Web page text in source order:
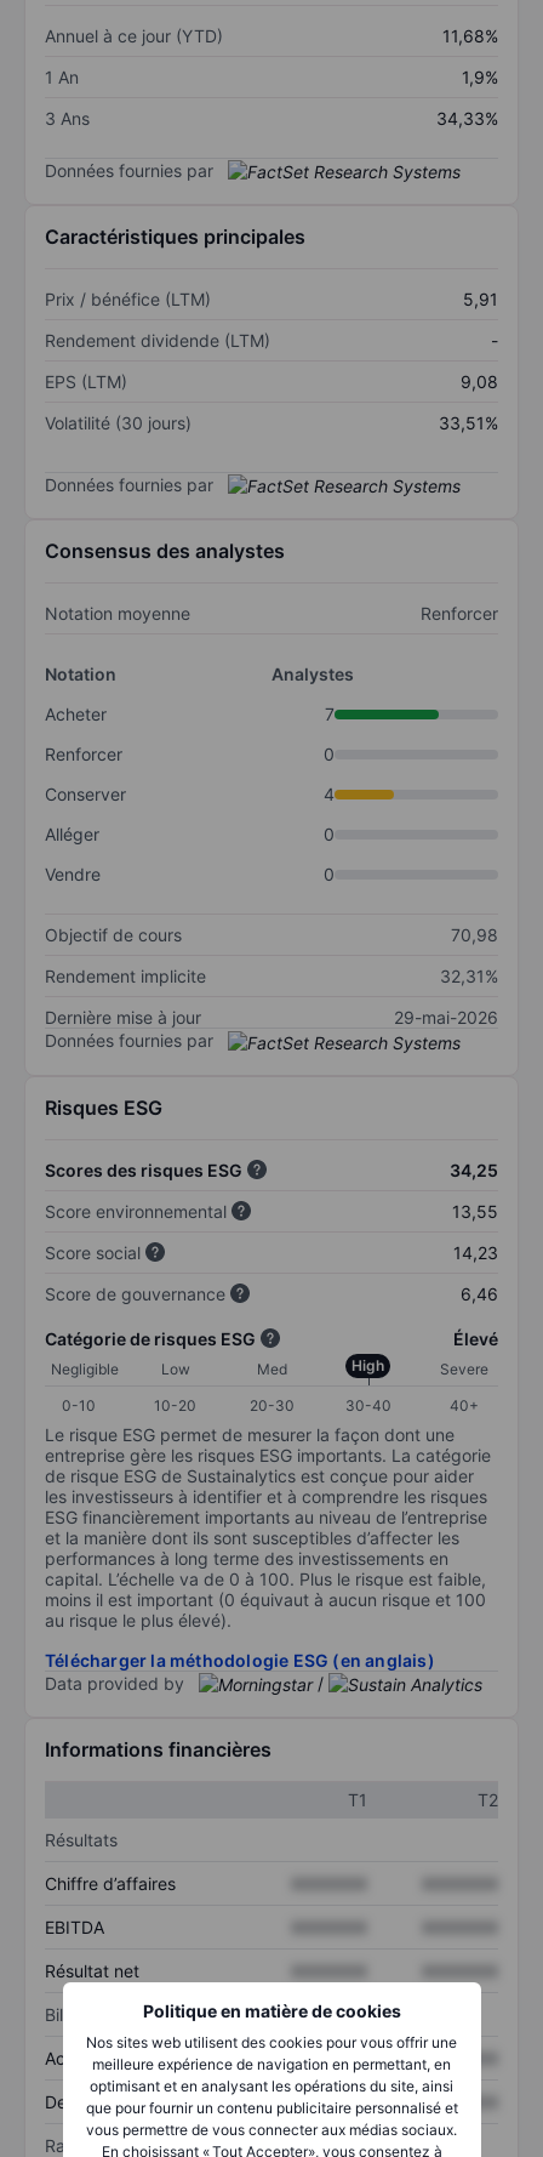
Politique en matière de cookies
Nos sites web utilisent des cookies pour vous offrir une
meilleure expérience de navigation en permettant, en
optimisant et en analysant les opérations du site, ainsi
que pour fournir un contenu publicitaire personnalisé et
vous permettre de vous connecter aux médias sociaux.
En choisissant « Tout Accepter», vous consentez à
Annuel à ce jour (YTD)
11,68%
1 An
1,9%
3 Ans
34,33%
Données fournies par
Caractéristiques principales
Prix / bénéfice (LTM)
5,91
Rendement dividende (LTM)
-
EPS (LTM)
9,08
Volatilité (30 jours)
33,51%
Données fournies par
Consensus des analystes
Notation moyenne Renforcer
Notation
Analystes
Acheter
7
Renforcer
0
Conserver
4
Alléger
0
Vendre
0
Objectif de cours
70,98
Rendement implicite
32,31%
Dernière mise à jour
29-mai-2026
Données fournies par
Risques ESG
Scores des risques ESG
34,25
Score environnemental
13,55
Score social
14,23
Score de gouvernance
6,46
Catégorie de risques ESG Élevé
Negligible Low Med High
Severe
0-10
10-20 20-30 30-40 40+
Le risque ESG permet de mesurer la façon dont une
entreprise gère les risques ESG importants. La catégorie
de risque ESG de Sustainalytics est conçue pour aider
les investisseurs à identifier et à comprendre les risques
ESG financièrement importants au niveau de l’entreprise
et la manière dont ils sont susceptibles d’affecter les
performances à long terme des investissements en
capital. L’échelle va de 0 à 100. Plus le risque est faible,
moins il est important (0 équivaut à aucun risque et 100
au risque le plus élevé).
Télécharger la méthodologie ESG (en anglais)
Data provided by
/
Informations financières
T1
T2
Résultats
Chiffre d’affaires
EBITDA
Résultat net
Bilan
Actif total XXXXXXX XXXXXXX
Dette totale XXXXXXX XXXXXXX
Ratios